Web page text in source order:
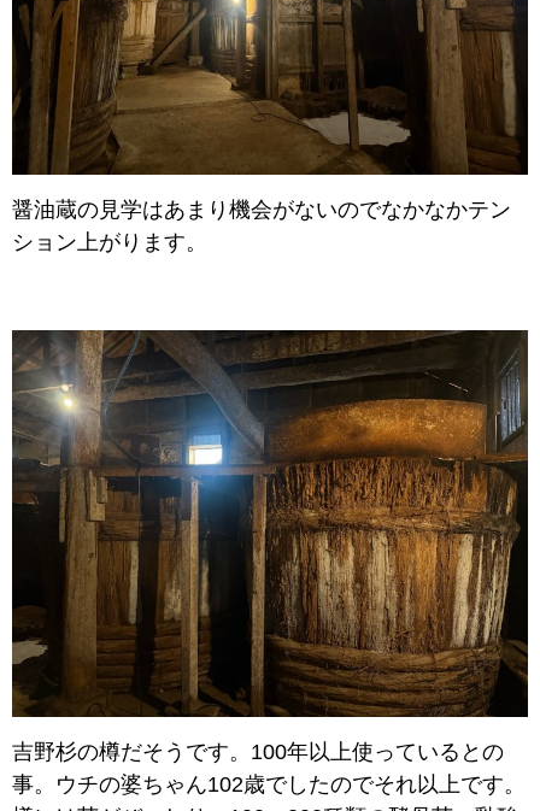
醤油蔵の見学はあまり機会がないのでなかなかテン
ション上がります。
吉野杉の樽だそうです。100年以上使っているとの
事。ウチの婆ちゃん102歳でしたのでそれ以上です。